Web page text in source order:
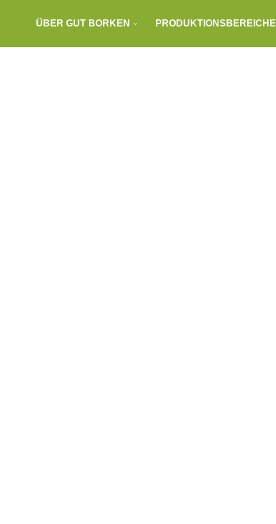
ÜBER GUT BORKEN PRODUKTIONSBEREICHE